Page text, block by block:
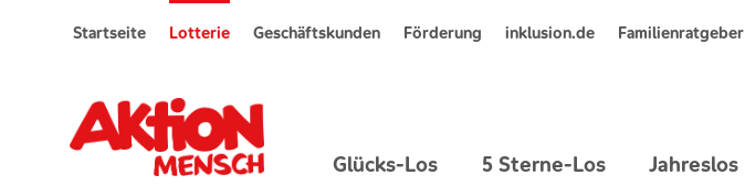
Startseite Lotterie Geschäftskunden Förderung inklusion.de Familienratgeber
Glücks-Los 5 Sterne-Los Jahreslos